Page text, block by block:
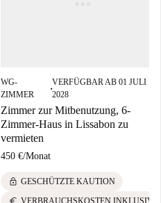
WG-
ZIMMER
■
VERFÜGBAR AB 01 JULI
2028
Zimmer zur Mitbenutzung, 6-
Zimmer-Haus in Lissabon zu
vermieten
450 €/Monat
lock GESCHÜTZTE KAUTION
VERBRAUCHSKOSTEN INKLUSIVE